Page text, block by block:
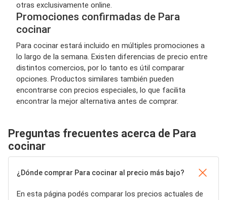
otras exclusivamente online.
Promociones confirmadas de Para
cocinar
Para cocinar estará incluido en múltiples promociones a
lo largo de la semana. Existen diferencias de precio entre
distintos comercios, por lo tanto es útil comparar
opciones. Productos similares también pueden
encontrarse con precios especiales, lo que facilita
encontrar la mejor alternativa antes de comprar.
Preguntas frecuentes acerca de Para
cocinar
¿Dónde comprar Para cocinar al precio más bajo?
En esta página podés comparar los precios actuales de